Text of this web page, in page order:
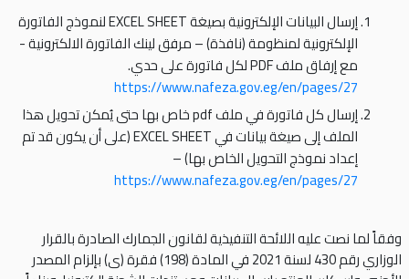
إرسال البيانات الإلكترونية بصيغة EXCEL SHEET لنموذج الفاتورة
الإلكترونية لمنظومة (نافذة) – مرفق لينك الفاتورة الالكترونية -
مع إرفاق ملف PDF لكل فاتورة على حدي.
https://www.nafeza.gov.eg/en/pages/27
إرسال كل فاتورة في ملف pdf خاص بها حتى يُمكن تحويل هذا
الملف إلى صيغة بيانات في EXCEL SHEET (على أن يكون قد تم
إعداد نموذج التحويل الخاص بها) –
https://www.nafeza.gov.eg/en/pages/27
وفقاً لما نصت عليه اللائحة التنفيذية لقانون الجمارك الصادرة بالقرار
الوزاري رقم 430 لسنة 2021 في المادة (198) فقرة (ى) بإلزام المصدر